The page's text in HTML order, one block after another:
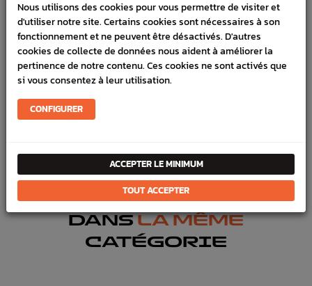
VÉHICULES COMPATIBLE
SCHÉMA CONSTRUCTEUR
Marque :SUBARU
Référence :3241
Transmission
Pièces origine constructeur
DANSLA MÊME
CATÉGORIE
Nous utilisons des cookies pour vous permettre de visiter et
d'utiliser notre site. Certains cookies sont nécessaires à son
fonctionnement et ne peuvent être désactivés. D'autres
cookies de collecte de données nous aident à améliorer la
pertinence de notre contenu. Ces cookies ne sont activés que
si vous consentez à leur utilisation.
CONFIGURER
ACCEPTER LE MINIMUM
TOUT ACCEPTER